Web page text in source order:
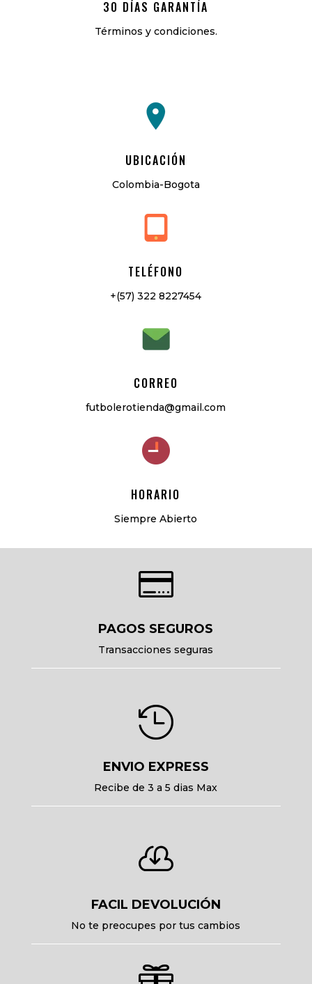
30 DÍAS GARANTÍA
Términos y condiciones.
UBICACIÓN
Colombia-Bogota
TELÉFONO
+(57) 322 8227454
CORREO
futbolerotienda@gmail.com
HORARIO
Siempre Abierto

PAGOS SEGUROS
Transacciones seguras

ENVIO EXPRESS
Recibe de 3 a 5 dias Max

FACIL DEVOLUCIÓN
No te preocupes por tus cambios